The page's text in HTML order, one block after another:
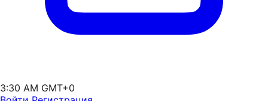
3:30 AM GMT+0